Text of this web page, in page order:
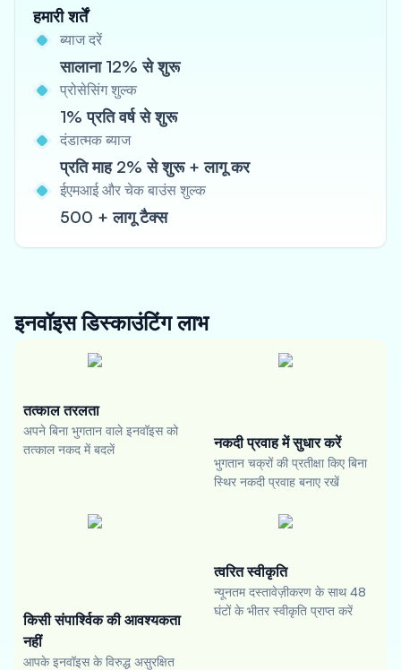
हमारी शर्तें
ब्याज दरें
सालाना 12% से शुरू
प्रोसेसिंग शुल्क
1% प्रति वर्ष से शुरू
दंडात्मक ब्याज
प्रति माह 2% से शुरू + लागू कर
ईएमआई और चेक बाउंस शुल्क
500 + लागू टैक्स
इनवॉइस डिस्काउंटिंगलाभ
तत्काल तरलता
अपने बिना भुगतान वाले इनवॉइस को
तत्काल नकद में बदलें
नकदी प्रवाह में सुधार करें
भुगतान चक्रों की प्रतीक्षा किए बिना
स्थिर नकदी प्रवाह बनाए रखें
किसी संपार्श्विक की आवश्यकता
नहीं
आपके इनवॉइस के विरुद्ध असुरक्षित
त्वरित स्वीकृति
न्यूनतम दस्तावेज़ीकरण के साथ 48
घंटों के भीतर स्वीकृति प्राप्त करें